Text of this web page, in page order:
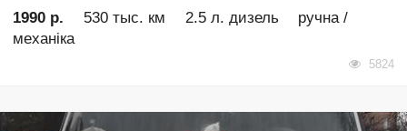
1990 р.
530 тыс. км 2.5 л. дизель
ручна /
механіка
5824